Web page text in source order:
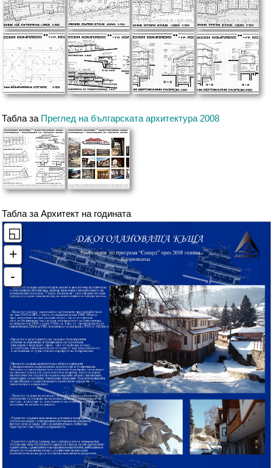
Табла за Преглед на българската архитектура 2008
Табла за Архитект на годината